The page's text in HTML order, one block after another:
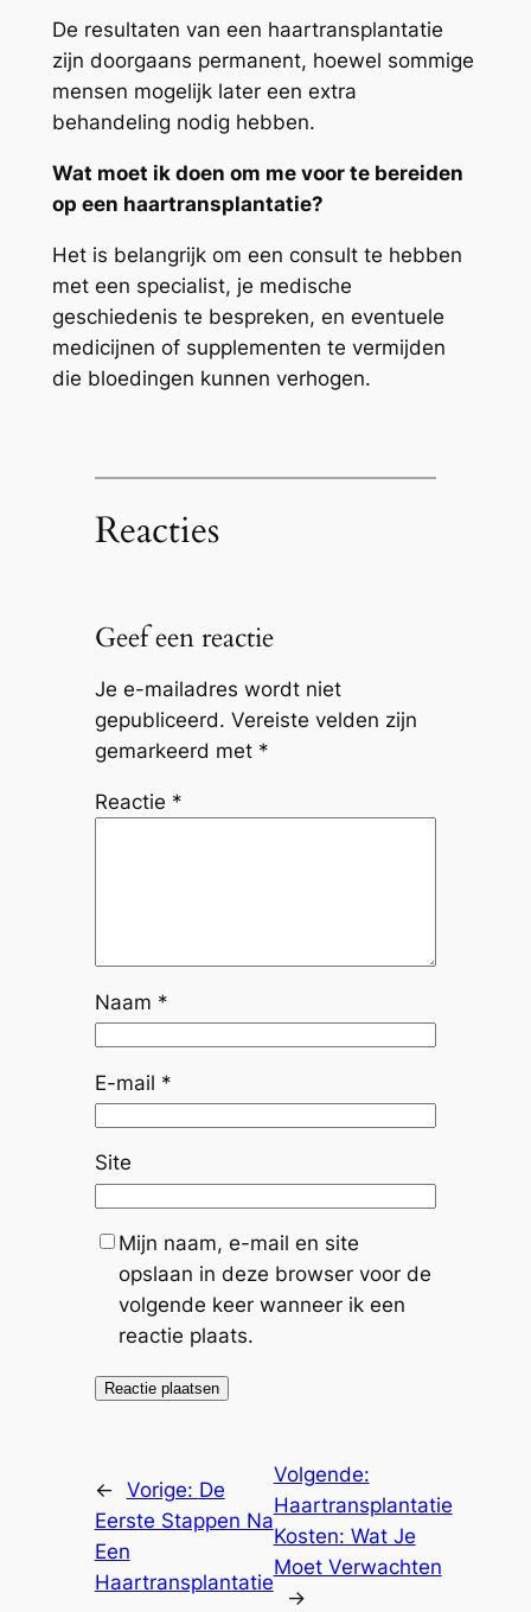
De resultaten van een haartransplantatie
zijn doorgaans permanent, hoewel sommige
mensen mogelijk later een extra
behandeling nodig hebben.
Wat moet ik doen om me voor te bereiden
op een haartransplantatie?
Het is belangrijk om een consult te hebben
met een specialist, je medische
geschiedenis te bespreken, en eventuele
medicijnen of supplementen te vermijden
die bloedingen kunnen verhogen.
Reacties
Geef een reactie
Je e-mailadres wordt niet
gepubliceerd. Vereiste velden zijn
gemarkeerd met *
Reactie *
Naam *
E-mail *
Site
Mijn naam, e-mail en site
opslaan in deze browser voor de
volgende keer wanneer ik een
reactie plaats.
← Vorige: De
Eerste Stappen Na
Een
Haartransplantatie
Volgende:
Haartransplantatie
Kosten: Wat Je
Moet Verwachten
→